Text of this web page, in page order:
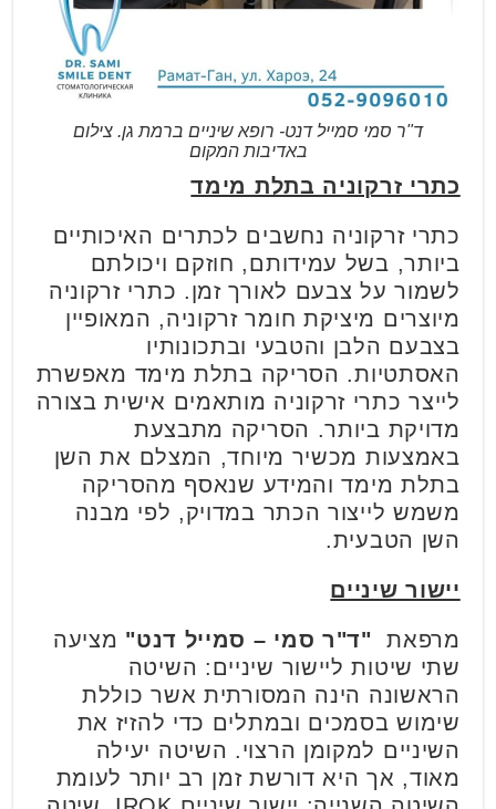
ד"ר סמי סמייל דנט- רופא שיניים ברמת גן. צילום
באדיבות המקום
כתרי זרקוניה בתלת מימד
כתרי זרקוניה נחשבים לכתרים האיכותיים
ביותר, בשל עמידותם, חוזקם ויכולתם
לשמור על צבעם לאורך זמן. כתרי זרקוניה
מיוצרים מיציקת חומר זרקוניה, המאופיין
בצבעם הלבן והטבעי ובתכונותיו
האסתטיות. הסריקה בתלת מימד מאפשרת
לייצר כתרי זרקוניה מותאמים אישית בצורה
מדויקת ביותר. הסריקה מתבצעת
באמצעות מכשיר מיוחד, המצלם את השן
בתלת מימד והמידע שנאסף מהסריקה
משמש לייצור הכתר במדויק, לפי מבנה
השן הטבעית.
יישור שיניים
מרפאת "ד"ר סמי – סמייל דנט" מציעה
שתי שיטות ליישור שיניים: השיטה
הראשונה הינה המסורתית אשר כוללת
שימוש בסמכים ובמתלים כדי להזיז את
השיניים למקומן הרצוי. השיטה יעילה
מאוד, אך היא דורשת זמן רב יותר לעומת